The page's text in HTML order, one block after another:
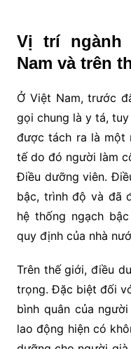
Vị trí ngành
Nam và trên
Ở Việt Nam, trước
gọi chung là y tá,
được tách ra là một
tế do đó người làm
Điều dưỡng viên.
bậc, trình độ và đã
hệ thống ngạch
quy định của nhà
Trên thế giới, điều
trọng. Đặc biệt đối
bình quân của
lao động hiện có